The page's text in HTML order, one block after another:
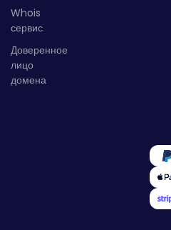
Whois
сервис
Доверенное
лицо
домена